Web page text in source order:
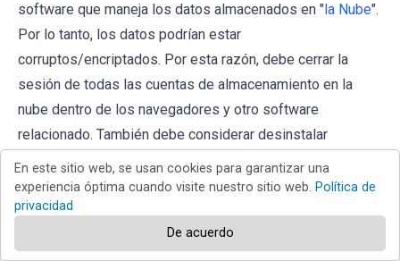
software que maneja los datos almacenados en " la Nube".
Por lo tanto, los datos podrían estar
corruptos/encriptados. Por esta razón, debe cerrar la
sesión de todas las cuentas de almacenamiento en la
nube dentro de los navegadores y otro software
relacionado. También debe considerar desinstalar
temporalmente el software de administración de la nube
hasta que la infección se elimine por completo.
Identificar la infección del ransomware:
En este sitio web, se usan cookies para garantizar una
experiencia óptima cuando visite nuestro sitio web. Política de
privacidad
De acuerdo